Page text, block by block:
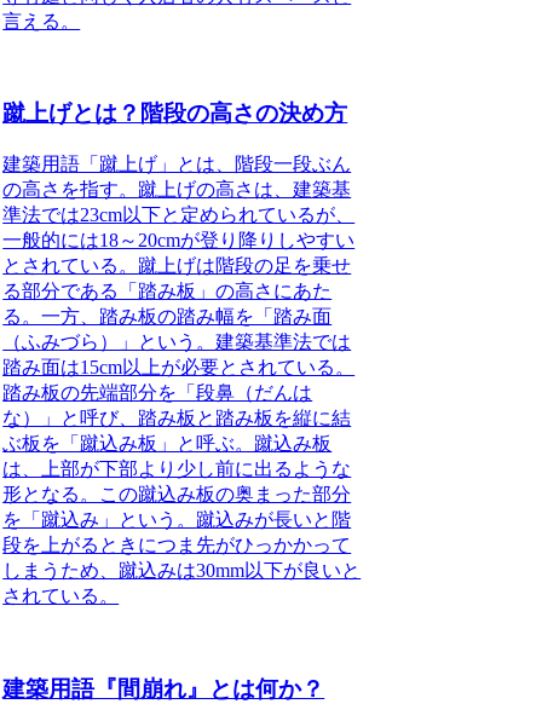
言える。
蹴上げとは？階段の高さの決め方
建築用語「蹴上げ」とは、階段一段ぶん
の高さを指す。 蹴上げの高さは、建築基
準法では23cm以下と定められているが、
一般的には18～20cmが登り降りしやすい
とされている。 蹴上げは階段の足を乗せ
る部分である「踏み板」の高さにあた
る。一方、踏み板の踏み幅を「踏み面
（ふみづら）」という。建築基準法では
踏み面は15cm以上が必要とされている。
踏み板の先端部分を「段鼻（だんは
な）」と呼び、踏み板と踏み板を縦に結
ぶ板を「蹴込み板」と呼ぶ。蹴込み板
は、上部が下部より少し前に出るような
形となる。この蹴込み板の奥まった部分
を「蹴込み」という。 蹴込みが長いと階
段を上がるときにつま先がひっかかって
しまうため、蹴込みは30mm以下が良いと
されている。
建築用語『間崩れ』とは何か？